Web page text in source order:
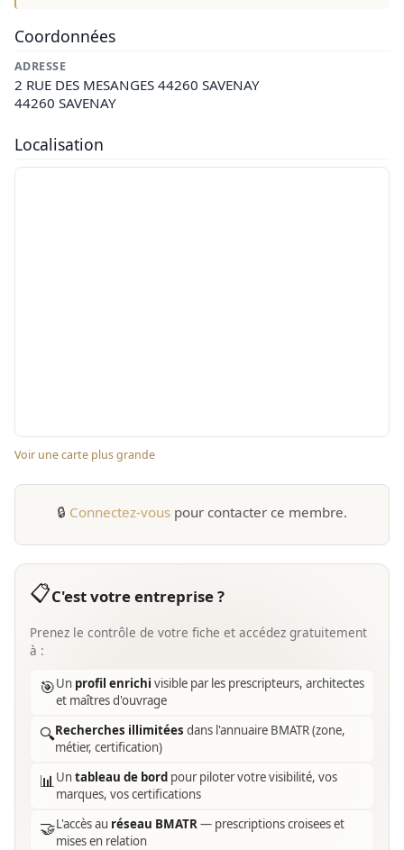
Coordonnées
ADRESSE
2 RUE DES MESANGES 44260 SAVENAY
44260 SAVENAY
Localisation
Voir une carte plus grande
🔒 Connectez-vous pour contacter ce membre.
📋C'est votre entreprise ?
Prenez le contrôle de votre fiche et accédez gratuitement
à :
🎯Un profil enrichi visible par les prescripteurs, architectes
et maîtres d'ouvrage
🔍Recherches illimitées dans l'annuaire BMATR (zone,
métier, certification)
📊Untableau de bord pour piloter votre visibilité, vos
marques, vos certifications
🤝L'accès au réseau BMATR— prescriptions croisees et
mises en relation